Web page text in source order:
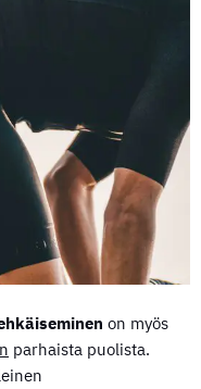
on myös
parhaista puolista.